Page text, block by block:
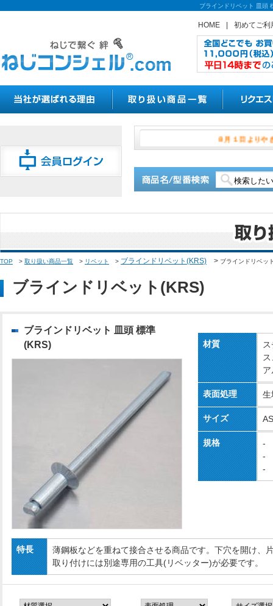
ブラインドリベット 皿頭
HOME 初めてご利
８月１
TOP > 取り扱い商品一覧 > リベット > ブラインドリベット(KRS) > ブラインドリベッ
ブラインドリベット(KRS)
ブラインドリベット 皿頭 標準
(KRS)
材質
表面処理 生
サイズ
規格
-
-
-
特長
薄鋼板などを重ねて接合させる商品です。下穴を開け、
取り付けには別途専用の工具(リベッター)が必要です。